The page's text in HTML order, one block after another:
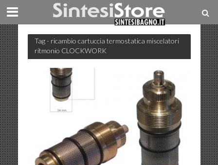
Tag - ricambio cartuccia termostatica miscelatori
ritmonio CLOCKWORK